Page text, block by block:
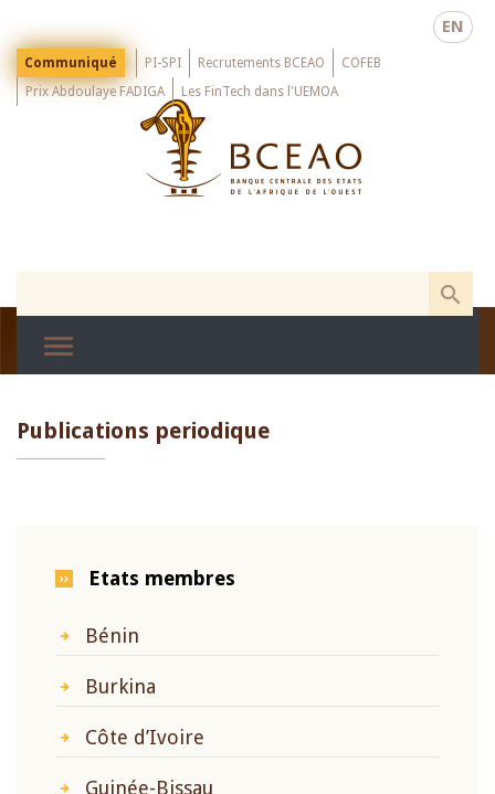
main
EN
Menu
Top
Communiqué PI-SPI Recrutements BCEAO
COFEB
Prix Abdoulaye FADIGA
Les FinTech dans l'UEMOA
Publications periodique
Etats membres
Bénin
Burkina
Côte d’Ivoire
Guinée-Bissau